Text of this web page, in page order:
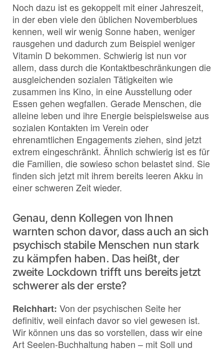
Noch dazu ist es gekoppelt mit einer Jahreszeit,
in der eben viele den üblichen Novemberblues
kennen, weil wir wenig Sonne haben, weniger
rausgehen und dadurch zum Beispiel weniger
Vitamin D bekommen. Schwierig ist nun vor
allem, dass durch die Kontaktbeschränkungen die
ausgleichenden sozialen Tätigkeiten wie
zusammen ins Kino, in eine Ausstellung oder
Essen gehen wegfallen. Gerade Menschen, die
alleine leben und ihre Energie beispielsweise aus
sozialen Kontakten im Verein oder
ehrenamtlichen Engagements ziehen, sind jetzt
extrem eingeschränkt. Ähnlich schwierig ist es für
die Familien, die sowieso schon belastet sind. Sie
finden sich jetzt mit ihrem bereits leeren Akku in
einer schweren Zeit wieder.
Genau, denn Kollegen von Ihnen
warnten schon davor, dass auch an sich
psychisch stabile Menschen nun stark
zu kämpfen haben. Das heißt, der
zweite Lockdown trifft uns bereits jetzt
schwerer als der erste?
Reichhart: Von der psychischen Seite her
definitiv, weil einfach davor so viel gewesen ist.
Wir können uns das so vorstellen, dass wir eine
Art Seelen-Buchhaltung haben – mit Soll und